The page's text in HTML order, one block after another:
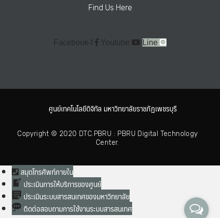
Find Us Here
Facebook-f Youtube Line
ศูนย์เทคโนโลยีดิจิทัล มหาวิทยาลัยราชภัฏเพชรบุรี
Copyright © 2020 DTC.PBRU : PBRU Digital Technology
Center.
สมุดโทรศัพท์ภายใน
ประเมินการให้บริการของศูนย์
ประเมินระบบสารสนเทศของมหาวิทยาลัย
ติดต่อสอบถามการใช้งานระบบสารสนเทศ